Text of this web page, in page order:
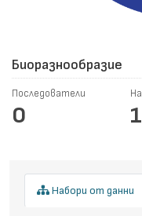
Биоразнообразие
Последователи
0
Набори от данни